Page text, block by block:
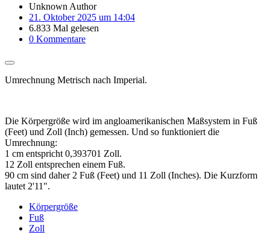
Unknown Author
21. Oktober 2025 um 14:04
6.833 Mal gelesen
0 Kommentare
Umrechnung Metrisch nach Imperial.
Die Körpergröße wird im angloamerikanischen Maßsystem in Fuß
(Feet) und Zoll (Inch) gemessen. Und so funktioniert die
Umrechnung:
1 cm entspricht 0,393701 Zoll.
12 Zoll entsprechen einem Fuß.
90 cm sind daher 2 Fuß (Feet) und 11 Zoll (Inches). Die Kurzform
lautet 2'11".
Körpergröße
Fuß
Zoll